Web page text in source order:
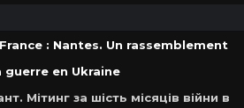
: Nantes. Un rassemblement
en Ukraine
Мітинг за шість місяців війни в